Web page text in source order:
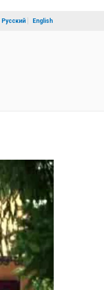
Русский English